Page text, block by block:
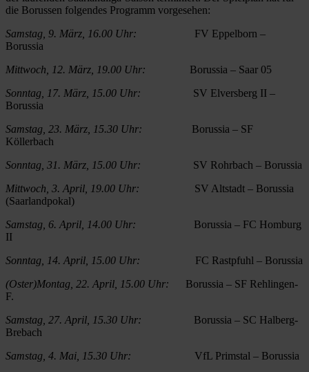
die Borussen folgendes Programm vorgesehen:
Samstag, 9. März, 16.00 Uhr: FV Eppelborn –
Borussia
Mittwoch, 12. März, 19.00 Uhr: Borussia – Saar 05
Sonntag, 17. März, 15.00 Uhr: SV Elversberg II –
Borussia
Samstag, 23. März, 15.30 Uhr:
Borussia – SF
Köllerbach
Sonntag, 31. März, 15.00 Uhr: SV Rohrbach – Borussia
Mittwoch, 3. April, 19.00 Uhr:
SV Altstadt – Borussia
(Saarlandpokal)
Samstag, 6. April, 14.00 Uhr: Borussia – FC Homburg
II
Sonntag, 14. April, 15.00 Uhr:
FC Rastpfuhl – Borussia
(Oster)Montag, 22. April, 15.00 Uhr: Borussia – SF Rehlingen-
F.
Samstag, 27. April, 15.30 Uhr: Borussia – SC Halberg-
Brebach
Samstag, 4. Mai, 15.30 Uhr: VfL Primstal – Borussia